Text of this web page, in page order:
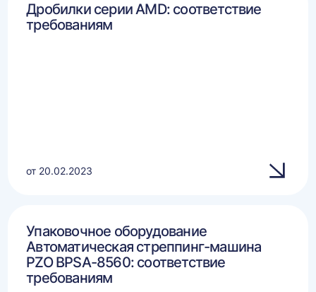
Дробилки серии AMD: соответствие
требованиям
от 20.02.2023
Упаковочное оборудование
Автоматическая стреппинг-машина
PZO BPSA-8560: соответствие
требованиям